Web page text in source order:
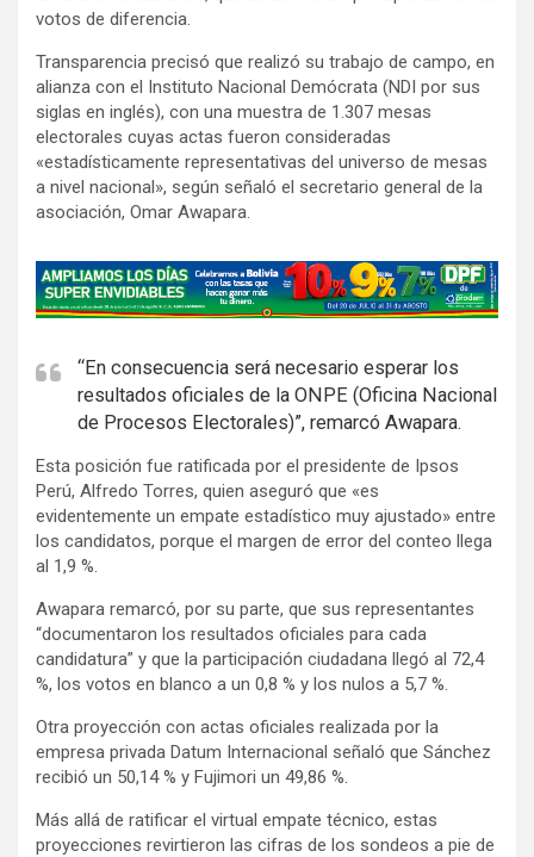
votos de diferencia.
Transparencia precisó que realizó su trabajo de campo, en
alianza con el Instituto Nacional Demócrata (NDI por sus
siglas en inglés), con una muestra de 1.307 mesas
electorales cuyas actas fueron consideradas
«estadísticamente representativas del universo de mesas
a nivel nacional», según señaló el secretario general de la
asociación, Omar Awapara.
A
d
e
i
s
e
m
n
t
:
“En consecuencia será necesario esperar los
resultados oficiales de la ONPE (Oficina Nacional
de Procesos Electorales)”, remarcó Awapara.
Esta posición fue ratificada por el presidente de Ipsos
Perú, Alfredo Torres, quien aseguró que «es
evidentemente un empate estadístico muy ajustado» entre
los candidatos, porque el margen de error del conteo llega
al 1,9 %.
Awapara remarcó, por su parte, que sus representantes
“documentaron los resultados oficiales para cada
candidatura” y que la participación ciudadana llegó al 72,4
%, los votos en blanco a un 0,8 % y los nulos a 5,7 %.
Otra proyección con actas oficiales realizada por la
empresa privada Datum Internacional señaló que Sánchez
recibió un 50,14 % y Fujimori un 49,86 %.
Más allá de ratificar el virtual empate técnico, estas
proyecciones revirtieron las cifras de los sondeos a pie de